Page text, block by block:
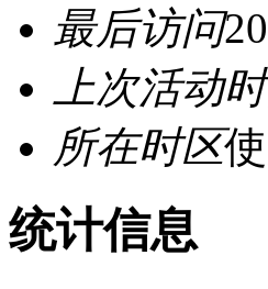
最后访问
上次活动
所在时区
统计信息